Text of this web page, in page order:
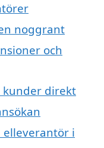
noggrant
och
kunder direkt
elleverantör i